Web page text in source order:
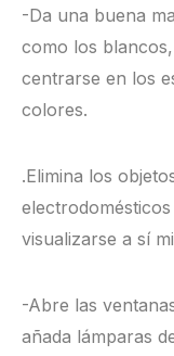
-Da una buena
como los
centrarse en los
colores.
.Elimina los
visualizarse a sí
-Abre las
añada lámparas